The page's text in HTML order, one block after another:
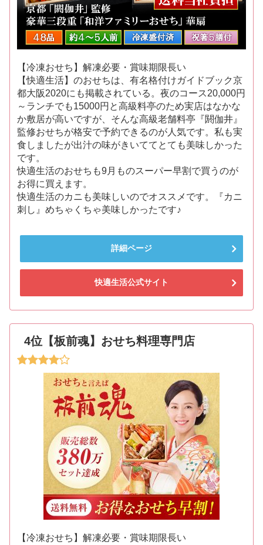
【冷凍おせち】解凍必要・賞味期限長い
【快適生活】のおせちは、有名格付けガイドブック京
都大阪2020にも掲載されている。夜のコース20,000円
～ランチでも15000円と高級料亭のため実店はなかな
か敷居が高いですが、そんな高級老舗料亭『閼伽井』
監修おせちが格安で予約できるのが人気です。私も実
食しましたが出汁の味がきいててとても美味しかった
です。
快適生活のおせちも9月ものスーパー早割で買うのが
お得に買えます。
快適生活のカニも美味しいのでオススメです。『カニ
刺し』めちゃくちゃ美味しかったです♪
詳細ページ
快適生活公式サイト
4位【板前魂】おせち料理専門店
【冷凍おせち】解凍必要・賞味期限長い